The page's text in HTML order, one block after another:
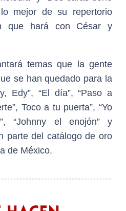
mejor de su repertorio
que hará con César y
temas que la gente
se han quedado para la
Edy”, “El día”, “Paso a
Toco a tu puerta”, “Yo
“Johnny el enojón” y
parte del catálogo de oro
de México.